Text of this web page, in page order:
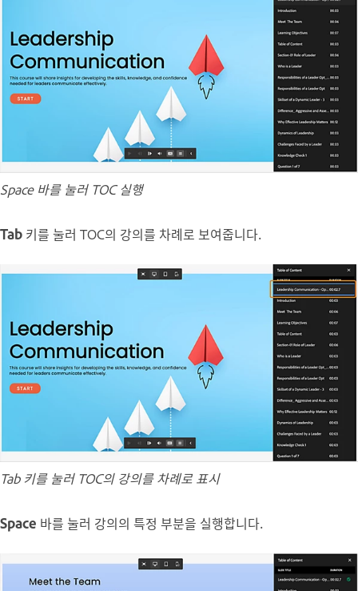
Space 바를 눌러 TOC 실행
Tab 키를 눌러 TOC의 강의를 차례로 보여줍니다.
Tab 키를 눌러 TOC의 강의를 차례로 표시
Space 바를 눌러 강의의 특정 부분을 실행합니다.